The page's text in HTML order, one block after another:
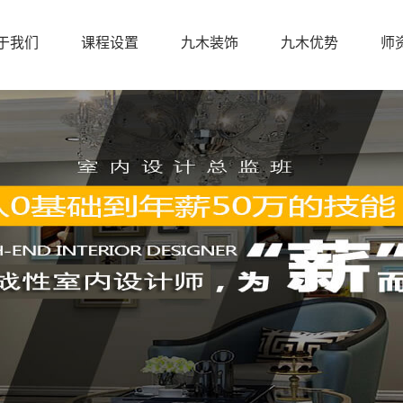
我们 课程设置 九木装饰 九木优势 师